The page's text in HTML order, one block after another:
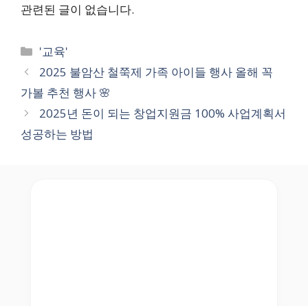
관련된 글이 없습니다.
Categories
'교육'
2025 불암산 철쭉제 가족 아이들 행사 올해 꼭
가볼 추천 행사 🌸
2025년 돈이 되는 창업지원금 100% 사업계획서
성공하는 방법